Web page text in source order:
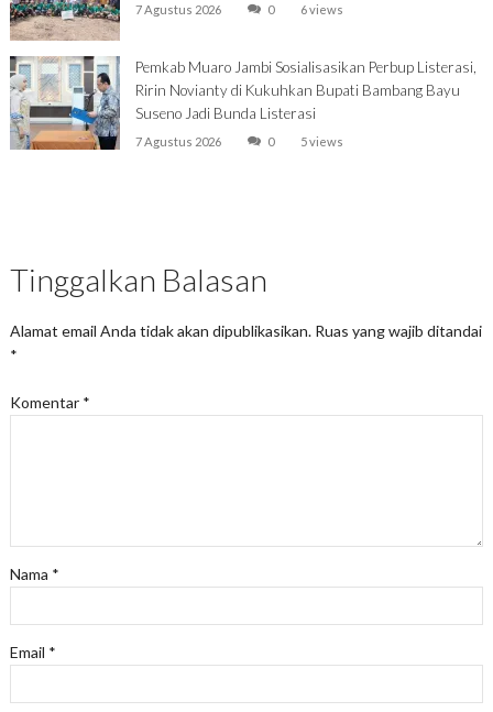
7 Agustus 2026 0 6 views
Pemkab Muaro Jambi Sosialisasikan Perbup Listerasi,
Ririn Novianty di Kukuhkan Bupati Bambang Bayu
Suseno Jadi Bunda Listerasi
7 Agustus 2026 0 5 views
Tinggalkan Balasan
Alamat email Anda tidak akan dipublikasikan. Ruas yang wajib ditandai
*
Komentar *
Nama *
Email *